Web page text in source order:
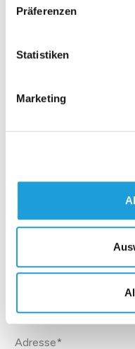
Präferenzen
Statistiken
Marketing
Geschäftsführung
Kontakt